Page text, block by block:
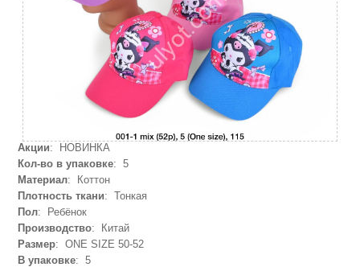
Акции: НОВИНКА
Кол-во в упаковке: 5
Материал: Коттон
Плотность ткани: Тонкая
Пол: Ребёнок
Производство: Китай
Размер: ONE SIZE 50-52
В упаковке: 5